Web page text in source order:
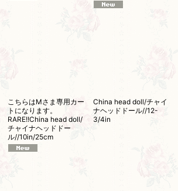
こちらはMさま専用カー
トになります。
RARE!!China head doll/
チャイナヘッドドー
ル//10in/25cm
China head doll/チャイ
ナヘッドドール//12-
3/4in